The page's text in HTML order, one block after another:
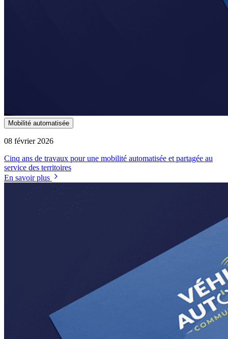
Mobilité automatisée
08 février 2026
Cinq ans de travaux pour une mobilité automatisée et partagée au
service des territoires
En savoir plus